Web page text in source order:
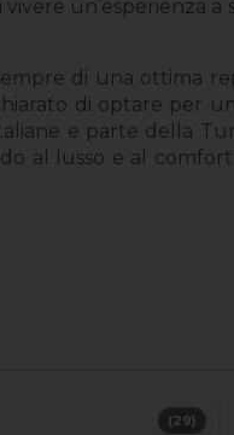
vivere
di una ottima
di optare per
e parte della
al lusso e al
(29)